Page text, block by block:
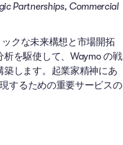
Partnerships, Commercial
クな未来構想と市場開拓
を駆使して、Waymo の戦
します。起業家精神にあ
するための重要サービスの